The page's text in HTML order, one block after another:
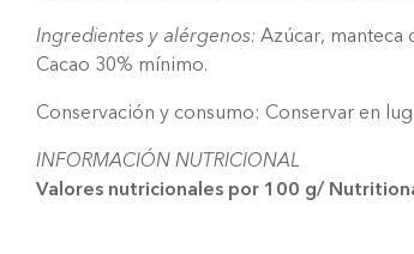
Ingredientes y alérgenos: Azúcar, manteca
Cacao 30% mínimo.
Conservación y consumo: Conservar en
INFORMACIÓN NUTRICIONAL
Valores nutricionales por 100 g/